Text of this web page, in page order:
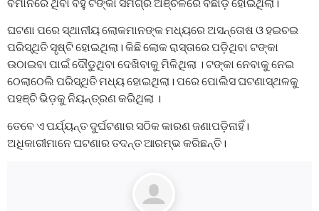
ଘଟଣା ପରେ ସ୍ଥାନୀୟ ଲୋକମାନଙ୍କ ମଧ୍ୟରେ ଅସନ୍ତୋଷ ଓ ହଇଚଇ
ପରିସ୍ଥିତି ସୃଷ୍ଟି ହୋଇଥିଲା। କିଛି ଲୋକ ରାସ୍ତାରେ ପଡ଼ିଥିବା ଟଙ୍କା
ଉଠାଇବା ପାଇଁ ଦୌଡୁଥିବା ଦେଖିବାକୁ ମିଳିଥିଲା । ଟଙ୍କା ନେବାକୁ ନେଇ
ଠେଲାଠେଲି ପରିସ୍ଥିତି ମଧ୍ୟ ହୋଇଥିଲା। ପରେ ପୋଲିସ ଘଟଣାସ୍ଥଳକୁ
ପହଞ୍ଚି ଭିଡ଼କୁ ନିୟନ୍ତ୍ରଣ କରିଥିଲା ।
ତେବେ ଏ ପର୍ଯ୍ୟନ୍ତ ଦୁର୍ଘଟଣାର ସଠିକ କାରଣ ଜଣାପଡ଼ିନାହିଁ।
ଅଧିକାରୀମାନେ ଘଟଣାର ତଦନ୍ତ ଆରମ୍ଭ କରିଛନ୍ତି।